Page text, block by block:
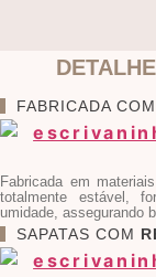
FABRICADA
Fabricada em
totalmente estável,
umidade, assegurando
SAPATAS COM